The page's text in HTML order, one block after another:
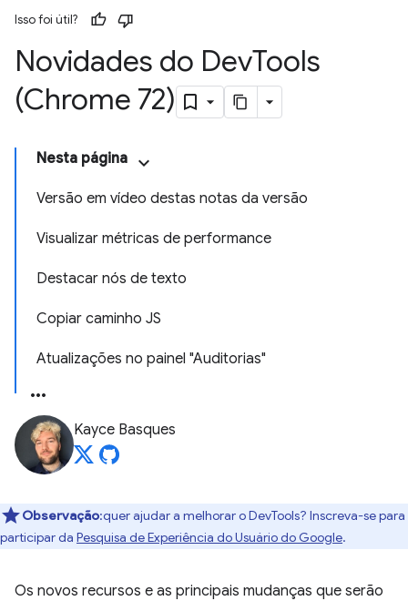
Isso foi útil?
Novidades do DevTools
(Chrome 72)
Nesta página
Versão em vídeo destas notas da versão
Visualizar métricas de performance
Destacar nós de texto
Copiar caminho JS
Atualizações no painel "Auditorias"
Kayce Basques
Observação:quer ajudar a melhorar o DevTools? Inscreva-se para
participar da Pesquisa de Experiência do Usuário do Google.
Os novos recursos e as principais mudanças que serão